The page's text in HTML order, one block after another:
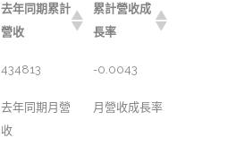
去年同期累計
營收
累計營收成
長率
434813 -0.0043
去年同期月營
收
月營收成長率